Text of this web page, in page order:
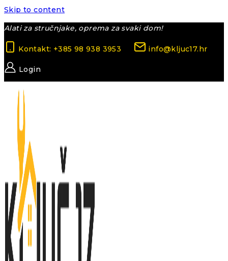
Skip to content
Alati za stručnjake, oprema za svaki dom!
Kontakt: +385 98 938 3953 info@kljuc17.hr
Login